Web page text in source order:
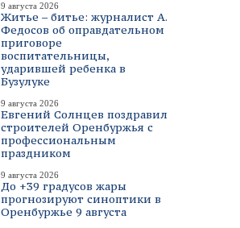
9 августа 2026
Житье – битье: журналист А.
Федосов об оправдательном
приговоре
воспитательницы,
ударившей ребенка в
Бузулуке
9 августа 2026
Евгений Солнцев поздравил
строителей Оренбуржья с
профессиональным
праздником
9 августа 2026
До +39 градусов жары
прогнозируют синоптики в
Оренбуржье 9 августа